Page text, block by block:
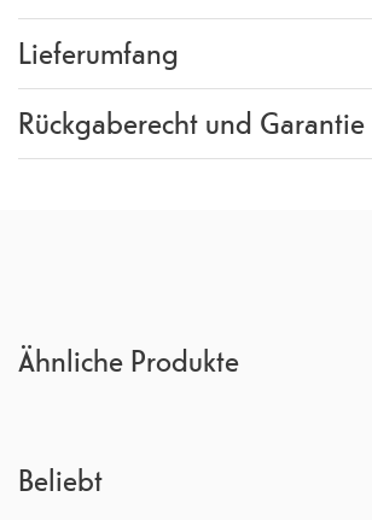
Lieferumfang
Lieferumfang Book Case
Rückgaberecht und Garantie
Garantie
24 Monate
Ähnliche Produkte
Beliebt